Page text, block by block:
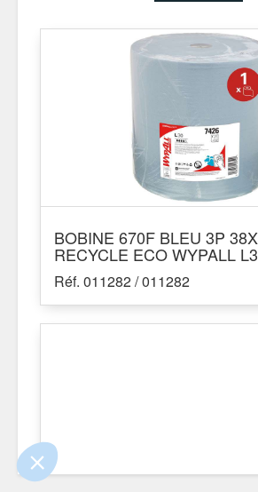
certifiés par
Je choisis OK pour moi
BOBINE 670F BLEU 3P
RECYCLE ECO WYPALL
Réf. 011282 / 011282